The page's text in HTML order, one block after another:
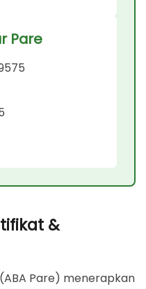
Pare
&
Pare) menerapkan